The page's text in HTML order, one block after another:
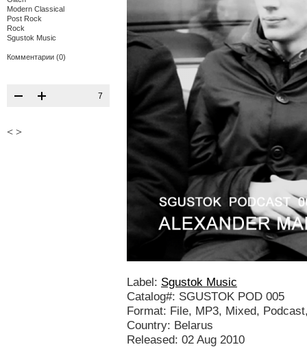
Modern Classical
Post Rock
Rock
Sgustok Music
Комментарии (0)
7
< >
Label: Sgustok Music
Catalog#: SGUSTOK POD 005
Format: File, MP3, Mixed,
Country: Belarus
Released: 02 Aug 2010